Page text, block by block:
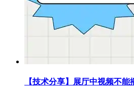
【技术分享】展厅中视频不能